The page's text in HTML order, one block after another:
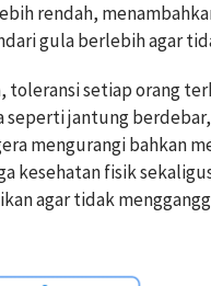
rendah,
gula berlebih agar
toleransi setiap orang
seperti jantung
mengurangi bahkan
kesehatan fisik
agar tidak